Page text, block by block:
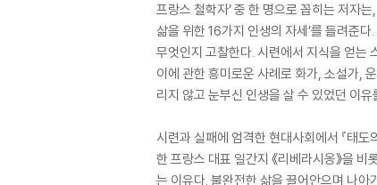
프랑스 철학자’ 중 한 명으로 꼽히는 저자
삶을 위한 16가지 인생의 자세’를 들려준
무엇인지 고찰한다. 시련에서 지식을 얻는
이에 관한 흥미로운 사례로 화가, 소설가,
리지 않고 눈부신 인생을 살 수 있었던 이
시련과 실패에 엄격한 현대사회에서 『태
한 프랑스 대표 일간지 《리베라시옹》을 비
는 이유다. 불완전한 삶을 끌어안으며 나아